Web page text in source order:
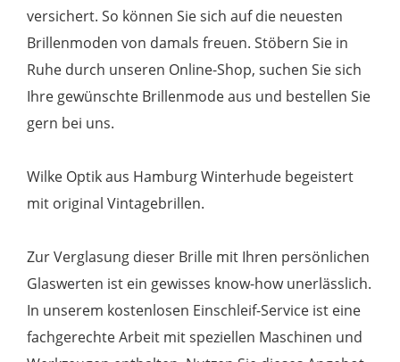
versichert. So können Sie sich auf die neuesten
Brillenmoden von damals freuen. Stöbern Sie in
Ruhe durch unseren Online-Shop, suchen Sie sich
Ihre gewünschte Brillenmode aus und bestellen Sie
gern bei uns.
Wilke Optik aus Hamburg Winterhude begeistert
mit original Vintagebrillen.
Zur Verglasung dieser Brille mit Ihren persönlichen
Glaswerten ist ein gewisses know-how unerlässlich.
In unserem kostenlosen Einschleif-Service ist eine
fachgerechte Arbeit mit speziellen Maschinen und